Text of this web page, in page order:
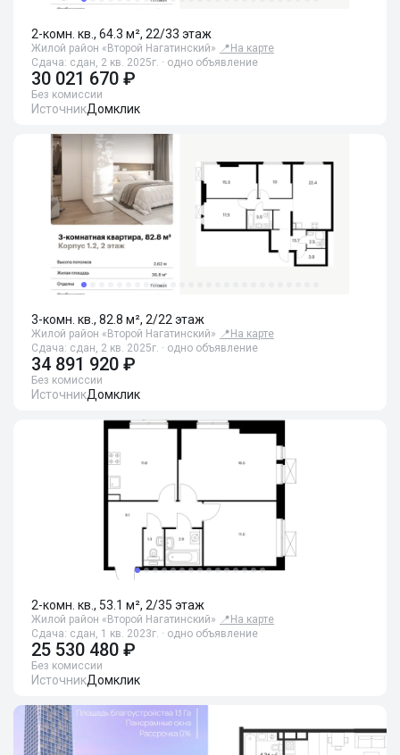
2-комн. кв., 64.3 м², 22/33 этаж
Жилой район «Второй Нагатинский» 📍 На карте
Сдача: сдан, 2 кв. 2025г. · одно объявление
30 021 670 ₽
Без комиссии
ИсточникДомклик
3-комн. кв., 82.8 м², 2/22 этаж
Жилой район «Второй Нагатинский» 📍 На карте
Сдача: сдан, 2 кв. 2025г. · одно объявление
34 891 920 ₽
Без комиссии
ИсточникДомклик
2-комн. кв., 53.1 м², 2/35 этаж
Жилой район «Второй Нагатинский» 📍 На карте
Сдача: сдан, 1 кв. 2023г. · одно объявление
25 530 480 ₽
Без комиссии
ИсточникДомклик